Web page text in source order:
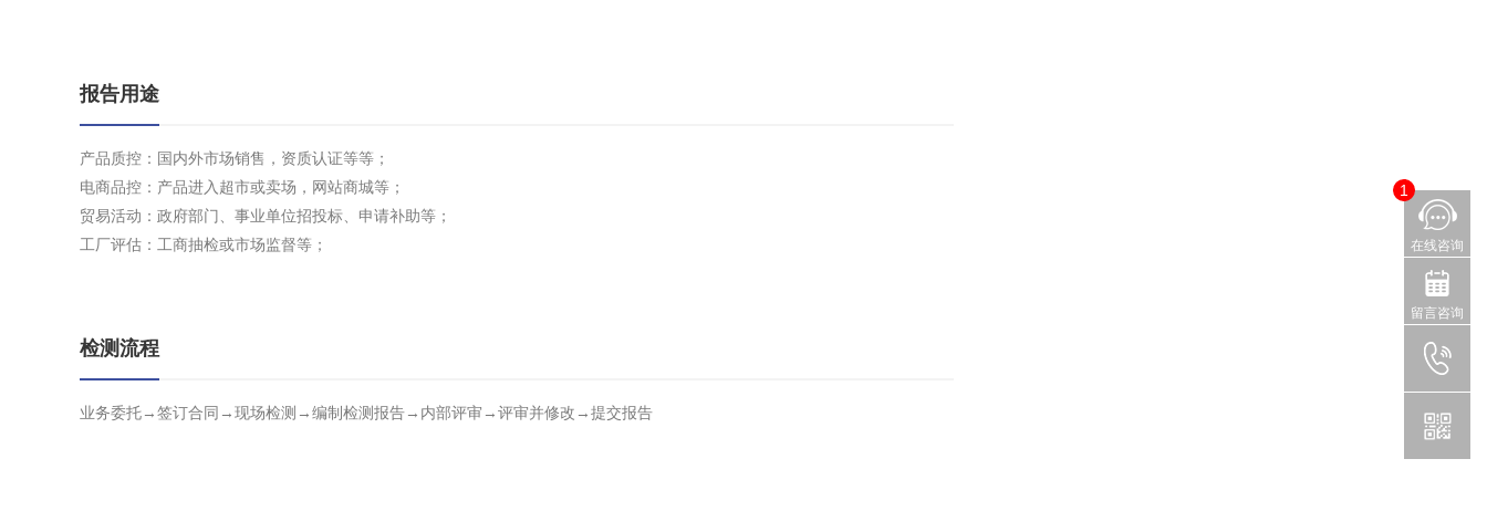
报告用途
产品质控：国内外市场销售，资质认证等等；
电商品控：产品进入超市或卖场，网站商城等；
贸易活动：政府部门、事业单位招投标、申请补助等；
工厂评估：工商抽检或市场监督等；
检测流程
业务委托→签订合同→现场检测→编制检测报告→内部评审→评审并修改→提交报告
在线咨询
1
留言咨询